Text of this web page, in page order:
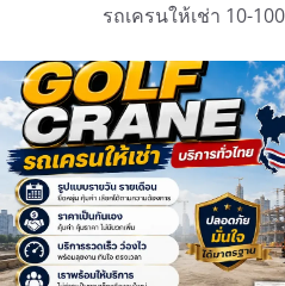
รถเครนให้เช่า 10-